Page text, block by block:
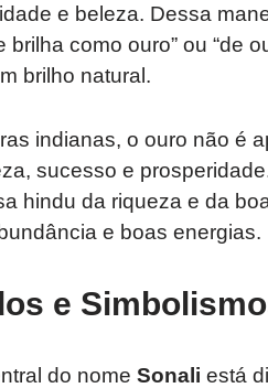
e beleza. Dessa
brilha como ouro” ou “de
brilho natural.
indianas, o ouro não é
sucesso e
hindu da riqueza e da
e boas energias.
e
do nome Sonali está